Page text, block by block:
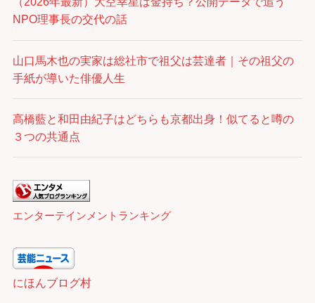
NPO理事長の交代の話
山口馬木也の実家は総社市で祖父は芸達者｜その祖父の
手紙が導いた俳優人生
高橋藍と和田由紀子はどちらも京都出身！似てると噂の
３つの共通点
エンターテインメントランキング
にほんブログ村